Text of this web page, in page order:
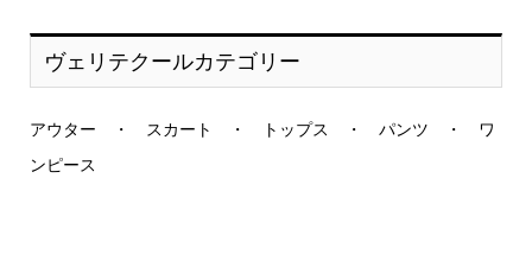
ヴェリテクールカテゴリー
アウター ・ スカート ・ トップス ・ パンツ ・ ワ
ンピース